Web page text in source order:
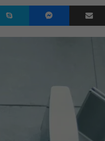
Skype Messenger